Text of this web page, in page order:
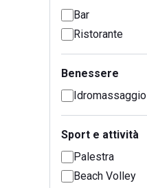
Bar
Ristorante
Benessere
Idromassaggio
Sport e attività
Palestra
Beach Volley